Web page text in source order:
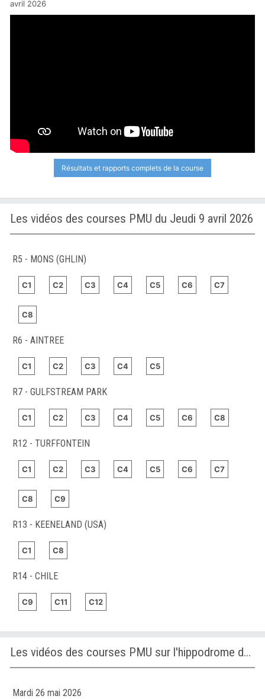
avril 2026
Résultats et rapports complets de la course
Les vidéos des courses PMU du Jeudi 9 avril 2026
R5 - MONS (GHLIN)
C1 C2 C3 C4 C5 C6 C7
C8
R6 - AINTREE
C1 C2 C3 C4 C5
R7 - GULFSTREAM PARK
C1 C2 C3 C4 C5 C6 C8
R12 - TURFFONTEIN
C1 C2 C3 C4 C5 C6 C7
C8 C9
R13 - KEENELAND (USA)
C1 C8
R14 - CHILE
C9 C11 C12
Les vidéos des courses PMU sur l'hippodrome de MONS (GHLIN)
Mardi 26 mai 2026